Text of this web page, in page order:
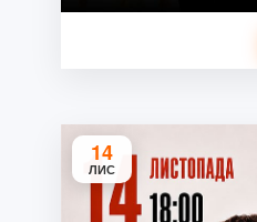
14
ЛИС